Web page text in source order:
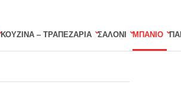
ΚΟΥΖΙΝΑ – ΤΡΑΠΕΖΑΡΙΑ ΣΑΛΟΝΙ ΜΠΑΝΙΟ